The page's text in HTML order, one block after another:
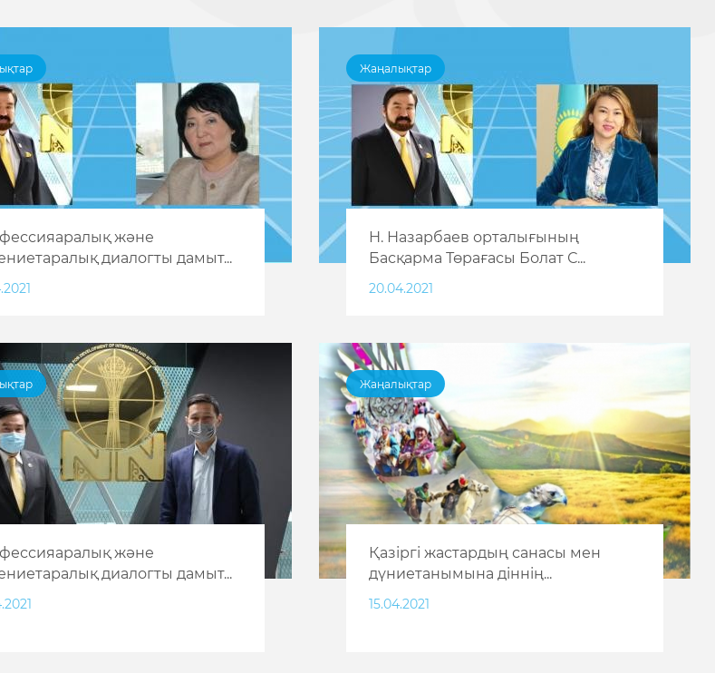
және
диалогты дамыт...
Жаңалықтар
Н. Назарбаев орталығының
Басқарма Төрағасы Болат С...
20.04.2021
және
диалогты дамыт...
Жаңалықтар
Қазіргі жастардың санасы мен
дүниетанымына діннің...
15.04.2021